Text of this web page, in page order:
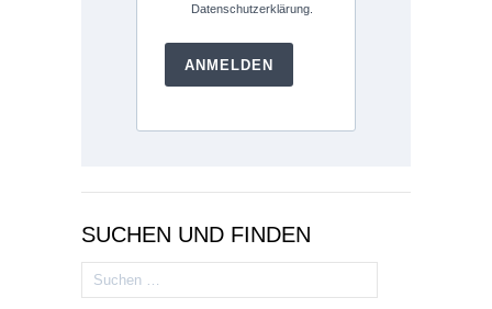
Datenschutzerklärung.
ANMELDEN
SUCHEN UND FINDEN
Suchen
nach: